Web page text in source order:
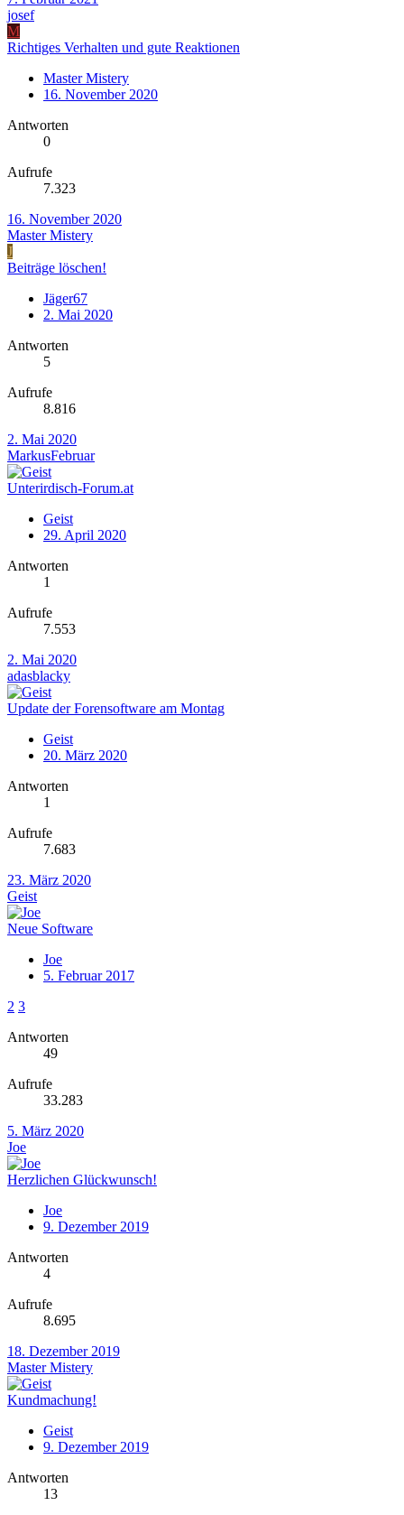
josef
M
Richtiges Verhalten und gute Reaktionen
Master Mistery
16. November 2020
Antworten
0
Aufrufe
7.323
16. November 2020
Master Mistery
J
Beiträge löschen!
Jäger67
2. Mai 2020
Antworten
5
Aufrufe
8.816
2. Mai 2020
MarkusFebruar
Unterirdisch-Forum.at
Geist
29. April 2020
Antworten
1
Aufrufe
7.553
2. Mai 2020
adasblacky
Update der Forensoftware am Montag
Geist
20. März 2020
Antworten
1
Aufrufe
7.683
23. März 2020
Geist
Neue Software
Joe
5. Februar 2017
2 3
Antworten
49
Aufrufe
33.283
5. März 2020
Joe
Herzlichen Glückwunsch!
Joe
9. Dezember 2019
Antworten
4
Aufrufe
8.695
18. Dezember 2019
Master Mistery
Kundmachung!
Geist
9. Dezember 2019
Antworten
13